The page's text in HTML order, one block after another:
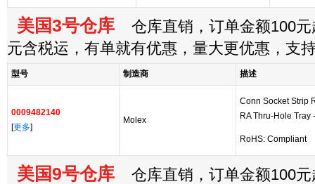
美国3号仓库 仓库直销，订单金额100元
元含税运，有单就有优惠，量大更优惠，支
型号 制造商 描述
0009482140
[更多]
Molex
Conn Socket Strip
RA Thru-Hole Tray
RoHS: Compliant
美国9号仓库 仓库直销，订单金额100元